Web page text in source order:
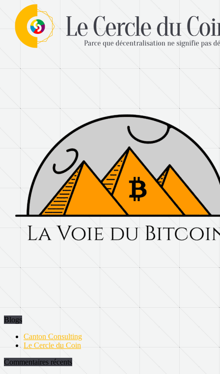
Blogs
Canton Consulting
Le Cercle du Coin
Commentaires récents